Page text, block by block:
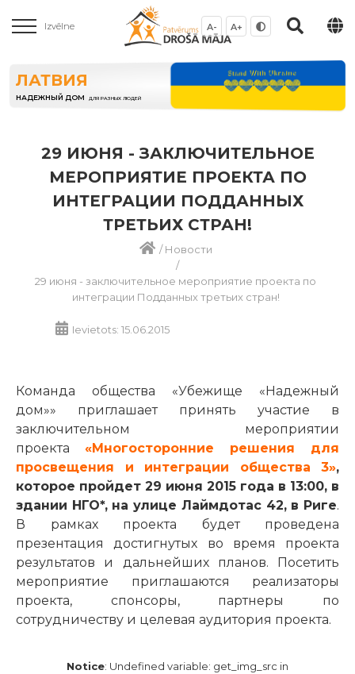
Izvēlne A- A+
ЛАТВИЯ
НАДЕЖНЫЙ ДОМ ДЛЯ РАЗНЫХ ЛЮДЕЙ
29 ИЮНЯ - ЗАКЛЮЧИТЕЛЬНОЕ
МЕРОПРИЯТИЕ ПРОЕКТА ПО
ИНТЕГРАЦИИ ПОДДАННЫХ
ТРЕТЬИХ СТРАН!
/Новости
/
29 июня - заключительное мероприятие проекта по
интеграции Подданных третьих стран!
Ievietots: 15.06.2015
Команда общества «Убежище «Надежный
дом»» приглашает принять участие в
заключительном мероприятии
проекта «Многосторонние решения для
просвещения и интеграции общества 3»,
которое пройдет 29 июня 2015 года в 13:00, в
здании НГО*, на улице Лаймдотас 42, в Риге.
В рамках проекта будет проведена
презентация достигнутых во время проекта
результатов и дальнейших планов. Посетить
мероприятие приглашаются реализаторы
проекта, спонсоры, партнеры по
сотрудничеству и целевая аудитория проекта.
Notice: Undefined variable: get_img_src in